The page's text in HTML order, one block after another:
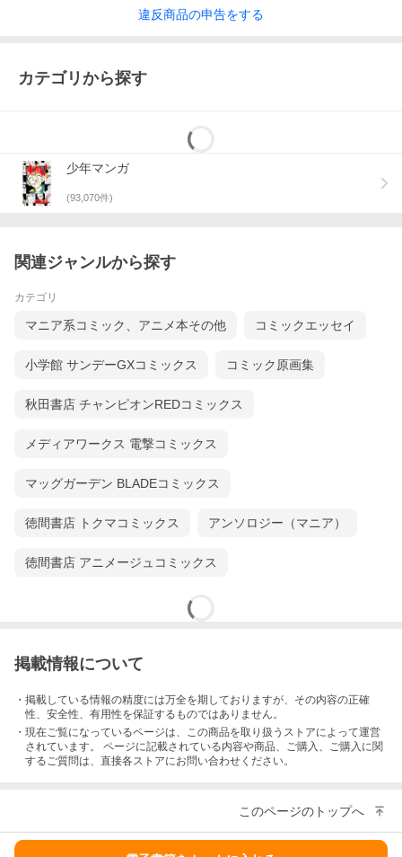
違反商品の申告をする
カテゴリから探す
少年マンガ
(93,070件)
関連ジャンルから探す
カテゴリ
マニア系コミック、アニメ本その他 コミックエッセイ
小学館 サンデーGXコミックス コミック原画集
秋田書店 チャンピオンREDコミックス
メディアワークス 電撃コミックス
マッグガーデン BLADEコミックス
徳間書店 トクマコミックス アンソロジー（マニア）
徳間書店 アニメージュコミックス
掲載情報について
・掲載している情報の精度には万全を期しておりますが、その内容の正確
性、安全性、有用性を保証するものではありません。
・現在ご覧になっているページは、この商品を取り扱うストアによって運営
されています。 ページに記載されている内容や商品、ご購入 、ご購入に関
するご質問は、直接各ストアにお問い合わせください。
このページのトップへ